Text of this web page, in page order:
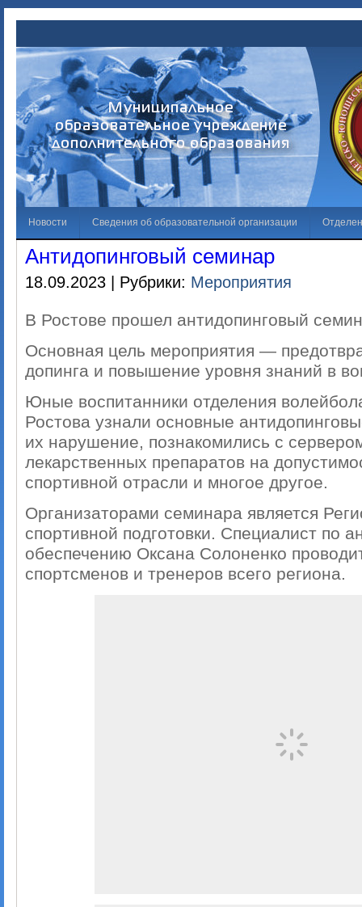
Новости Сведения об образовательной организации
Обращения граждан Решаем вместе Галерея
Лучший спортсмен
Антидопинговый семинар
18.09.2023 | Рубрики: Мероприятия
В Ростове прошел антидопинговый
Основная цель мероприятия —
допинга и повышение уровня знаний в
Юные воспитанники отделения
Ростова узнали основные
их нарушение, познакомились с
лекарственных препаратов на
спортивной отрасли и многое другое.
Организаторами семинара является
спортивной подготовки. Специалист по
обеспечению Оксана Солоненко
спортсменов и тренеров всего региона.